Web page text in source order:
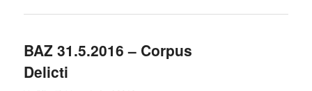
BAZ 31.5.2016 – Corpus
Delicti